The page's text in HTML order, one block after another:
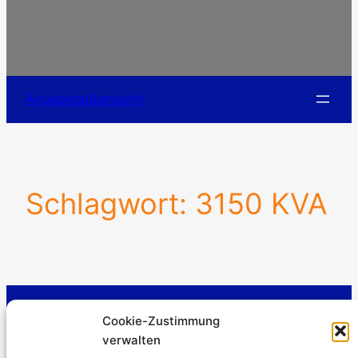
Cookie-Zustimmung
verwalten
Angebotsübersicht
Schlagwort: 3150 KVA
Kürtener Straße 13, D-51465 Bergisch Gladbach
Geschäftsführer: Andre Kandlin